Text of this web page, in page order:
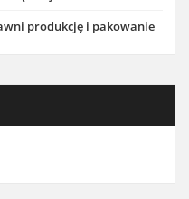
produkcję i pakowanie